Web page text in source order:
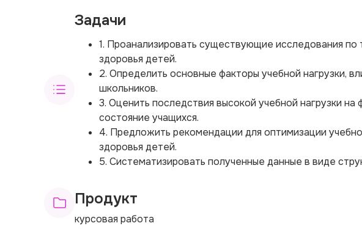
Задачи
1. Проанализировать существующие исследования по
здоровья детей.
2. Определить основные факторы учебной нагрузки,
школьников.
3. Оценить последствия высокой учебной нагрузки на
состояние учащихся.
4. Предложить рекомендации для оптимизации
здоровья детей.
5. Систематизировать полученные данные в виде
Продукт
курсовая работа